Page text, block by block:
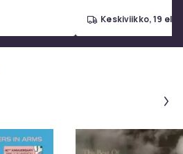
keskiviikko, 19 elo